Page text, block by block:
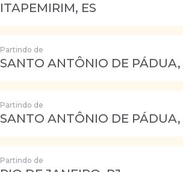
ITAPEMIRIM, ES
Partindo de
SANTO ANTÔNIO DE PÁDUA,
Partindo de
SANTO ANTÔNIO DE PÁDUA,
Partindo de